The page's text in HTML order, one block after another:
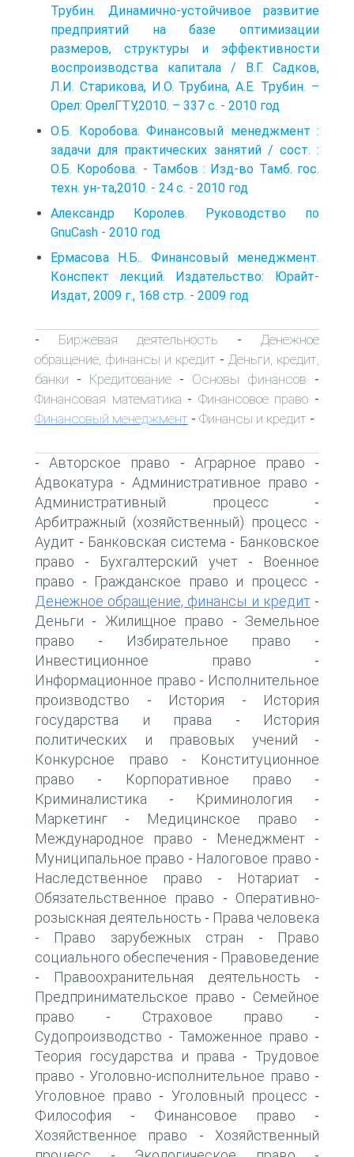
Трубин. Динамично-устойчивое развитие
предприятий на базе оптимизации
размеров, структуры и эффективности
воспроизводства капитала / В.Г. Садков,
Л.И. Старикова, И.О. Трубина, А.Е. Трубин. –
Орел: ОрелГТУ,2010. – 337 с. - 2010 год
О.Б. Коробова. Финансовый менеджмент :
задачи для практических занятий / сост. :
О.Б. Коробова. - Тамбов : Изд-во Тамб. гос.
техн. ун-та,2010. - 24 с. - 2010 год
Александр Королев. Руководство по
GnuCash - 2010 год
Ермасова Н.Б.. Финансовый менеджмент.
Конспект лекций. Издательство: Юрайт-
Издат, 2009 г., 168 стр. - 2009 год
- Биржевая деятельность - Денежное
обращение, финансы и кредит - Деньги, кредит,
банки - Кредитование - Основы финансов -
Финансовая математика - Финансовое право -
Финансовый менеджмент - Финансы и кредит -
-Авторское право - Аграрное право -
Адвокатура - Административное право -
Административный процесс -
Арбитражный (хозяйственный) процесс -
Аудит - Банковская система - Банковское
право - Бухгалтерский учет-
Военное
право - Гражданское право и процесс -
Денежное обращение, финансы и кредит-
Деньги - Жилищное право - Земельное
право - Избирательное право -
Инвестиционное право -
Информационное право - Исполнительное
производство - История -
История
государства и права -
История
политических и правовых учений -
Конкурсное право -
Конституционное
право - Корпоративное право -
Криминалистика - Криминология -
Маркетинг - Медицинское право -
Международное право - Менеджмент -
Муниципальное право - Налоговое право -
Наследственное право - Нотариат -
Обязательственное право - Оперативно-
розыскная деятельность - Права человека
- Право зарубежных стран -
Право
социального обеспечения - Правоведение
- Правоохранительная деятельность -
Предпринимательское право - Семейное
право - Страховое право -
Судопроизводство - Таможенное право -
Теория государства и права -Трудовое
право - Уголовно-исполнительное право -
Уголовное право - Уголовный процесс -
Философия - Финансовое право -
Хозяйственное право - Хозяйственный